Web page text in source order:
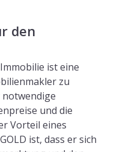
den
ist eine
zu
und die
Vorteil eines
ist, dass er sich